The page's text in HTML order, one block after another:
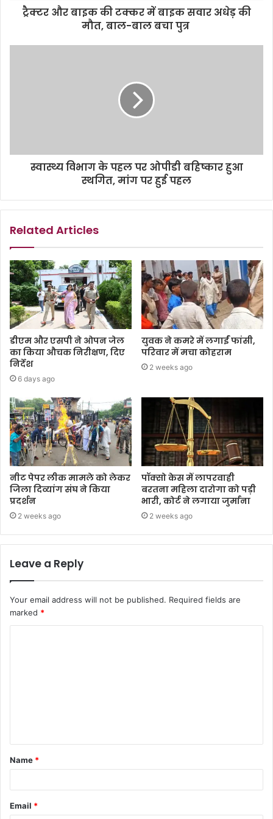
ट्रैक्टर और बाइक की टक्कर में बाइक सवार अधेड़ की
मौत, बाल-बाल बचा पुत्र
स्वास्थ्य विभाग के पहल पर ओपीडी बहिष्कार हुआ
स्थगित, मांग पर हुई पहल
Related Articles
डीएम और एसपी ने ओपन जेल
का किया औचक निरीक्षण, दिए
निर्देश
6 days ago
युवक ने कमरे में लगाईं फांसी,
परिवार में मचा कोहराम
2 weeks ago
नीट पेपर लीक मामले को लेकर
जिला दिव्यांग संघ ने किया
प्रदर्शन
2 weeks ago
पॉक्सो केस में लापरवाही
बरतना महिला दारोगा को पड़ी
भारी, कोर्ट ने लगाया जुर्माना
2 weeks ago
Leave a Reply
Your email address will not be published. Required fields are
marked *
Name *
Email *